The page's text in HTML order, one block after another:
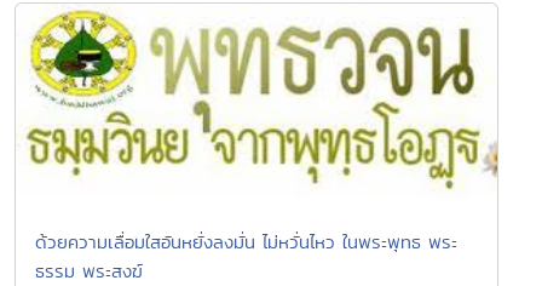
ด้วยความเลื่อมใสอันหยั่งลงมั่น ไม่หวั่นไหว ในพระพุทธ พระ
ธรรม พระสงฆ์